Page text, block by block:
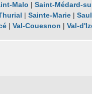
Malo | Saint-Médard-
| Sainte-Marie|
|Val-Couesnon |Val-